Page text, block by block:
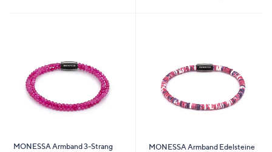
MONESSA Armband 3-Strang
MONESSA Armband Edelsteine